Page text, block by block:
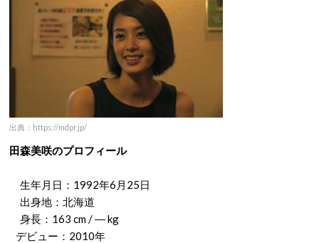
出典：https://mdpr.jp/
田森美咲のプロフィール
生年月日：1992年6月25日
出身地：北海道
身長：163 cm / ― kg
デビュー：2010年